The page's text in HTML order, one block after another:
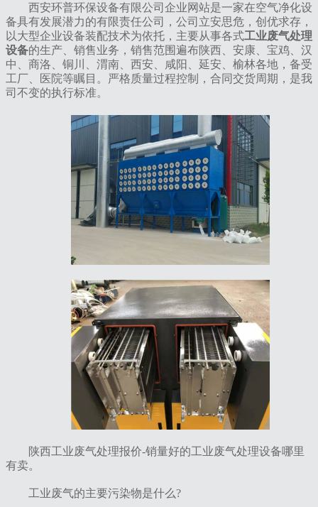
西安环普环保设备有限公司企业网站是一家在空气净化设
备具有发展潜力的有限责任公司，公司立安思危，创优求存，
以大型企业设备装配技术为依托，主要从事各式工业废气处理
设备的生产、销售业务，销售范围遍布陕西、安康、宝鸡、汉
中、商洛、铜川、渭南、西安、咸阳、延安、榆林各地，备受
工厂、医院等瞩目。严格质量过程控制，合同交货周期，是我
司不变的执行标准。
陕西工业废气处理报价-销量好的工业废气处理设备哪里
有卖。
工业废气的主要污染物是什么?